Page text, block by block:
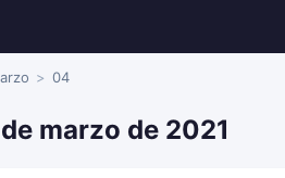
04
marzo de 2021